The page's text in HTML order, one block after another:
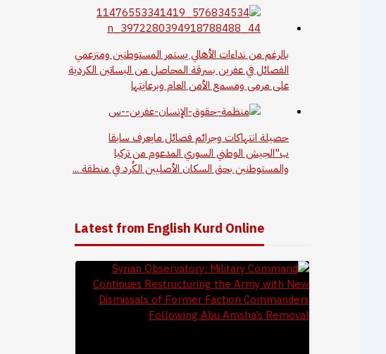
بالرغم من نداءات الأهالي يستمر المستوطنين ومتزعمي
الفصائل في عفرين بسرقة المحاصل من البساتين الكردية
على مرمى ومسمع الأمن العام وبرعايتها
حصيلة انتهاكات وجرائم فصائل مايعرف سابقا
ب"الجيش الوطني السوري المدعوم من تركيا
والمستوطنين بحق السكان الأصليين الكُرد في منطقة ...
Latest from English Kurd Online